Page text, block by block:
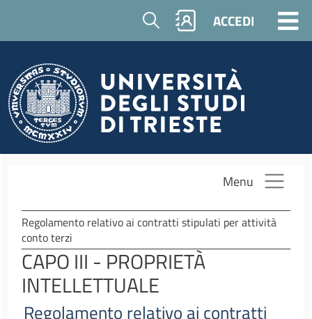
Salta al contenuto principale
Cerca ACCEDI
Menu
Regolamento relativo ai contratti stipulati per attività
conto terzi
CAPO III - PROPRIETÀ
INTELLETTUALE
Regolamento relativo ai contratti